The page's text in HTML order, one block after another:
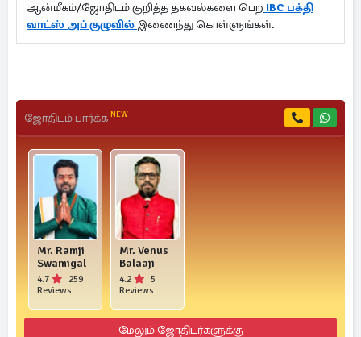
ஆன்மீகம்/ஜோதிடம் குறித்த தகவல்களை பெற IBC பக்தி
வாட்ஸ் அப் குழுவில் இணைந்து கொள்ளுங்கள்.
ஜோதிடம் பார்க்க NEW
Mr. Ramji
Swamigal
4.7
259
Reviews
Mr. Venus
Balaaji
4.2
5
Reviews
மேலும் ஜோதிடர்களுக்கு